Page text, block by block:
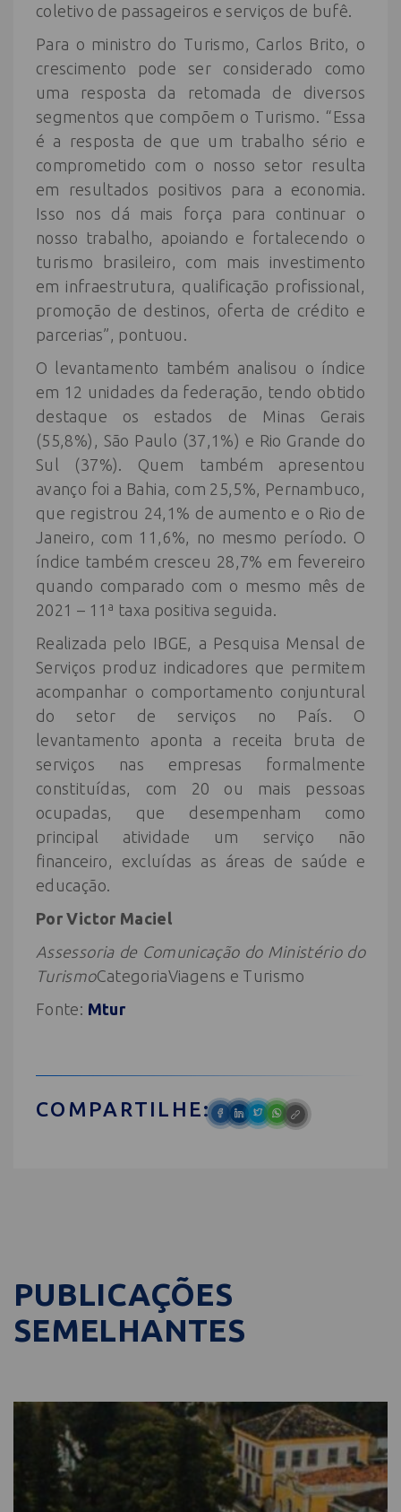
coletivo de passageiros e serviços de bufê.
Para o ministro do Turismo, Carlos Brito, o
crescimento pode ser considerado como
uma resposta da retomada de diversos
segmentos que compõem o Turismo. “Essa
é a resposta de que um trabalho sério e
comprometido com o nosso setor resulta
em resultados positivos para a economia.
Isso nos dá mais força para continuar o
nosso trabalho, apoiando e fortalecendo o
turismo brasileiro, com mais investimento
em infraestrutura, qualificação profissional,
promoção de destinos, oferta de crédito e
parcerias”, pontuou.
O levantamento também analisou o índice
em 12 unidades da federação, tendo obtido
destaque os estados de Minas Gerais
(55,8%), São Paulo (37,1%) e Rio Grande do
Sul (37%). Quem também apresentou
avanço foi a Bahia, com 25,5%, Pernambuco,
que registrou 24,1% de aumento e o Rio de
Janeiro, com 11,6%, no mesmo período. O
índice também cresceu 28,7% em fevereiro
quando comparado com o mesmo mês de
2021 – 11ª taxa positiva seguida.
Realizada pelo IBGE, a Pesquisa Mensal de
Serviços produz indicadores que permitem
acompanhar o comportamento conjuntural
do setor de serviços no País. O
levantamento aponta a receita bruta de
serviços nas empresas formalmente
constituídas, com 20 ou mais pessoas
ocupadas, que desempenham como
principal atividade um serviço não
financeiro, excluídas as áreas de saúde e
educação.
Por Victor Maciel
Assessoria de Comunicação do Ministério do
TurismoCategoriaViagens e Turismo
Fonte: Mtur
COMPARTILHE:
PUBLICAÇÕES
SEMELHANTES